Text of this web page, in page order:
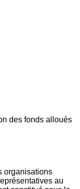
des fonds alloués
organisations
au